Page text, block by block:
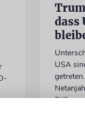
dass
USA